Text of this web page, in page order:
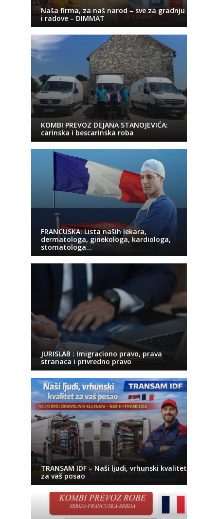
Naša firma, za naš narod – sve za gradnju
i radove – DIMMAT
KOMBI PREVOZ DEJANA STANOJEVIĆA:
carinska i bescarinska roba
FRANCUSKA: Lista naših lekara,
dermatologa, ginekologa, kardiologa,
stomatologa…
JURISLAB : Imigraciono pravo, prava
stranaca i privredno pravo
TRANSAM IDF – Naši ljudi, vrhunski kvalitet
za vaš posao